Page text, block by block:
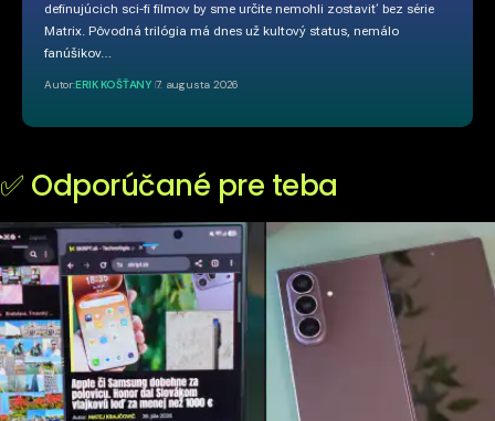
definujúcich sci-fi filmov by sme určite nemohli zostaviť bez série
Matrix. Pôvodná trilógia má dnes už kultový status, nemálo
fanúšikov…
Autor:ERIK KOŠŤANY 7. augusta 2026
✅ Odporúčané pre teba